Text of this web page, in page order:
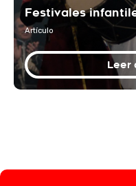
Festivales
Artículo
Leer